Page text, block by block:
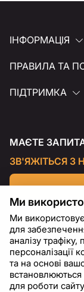
ІНФОРМАЦІЯ
ПРАВИЛА ТА
ПІДТРИМКА
МАЄТЕ
ЗВ'ЯЖІТЬСЯ З
Ми
Ми
для
аналізу
персоналізації
та на основі
встановлюються
для роботи